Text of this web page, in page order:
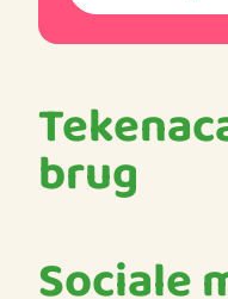
brug
Sociale